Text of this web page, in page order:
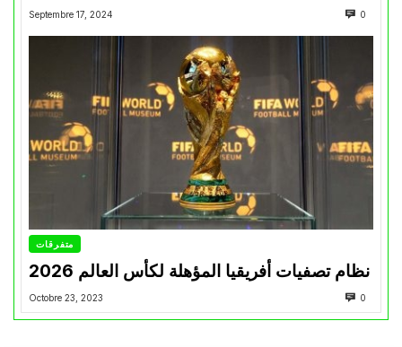
Septembre 17, 2024 0
متفرقات
نظام تصفيات أفريقيا المؤهلة لكأس العالم 2026
Octobre 23, 2023 0